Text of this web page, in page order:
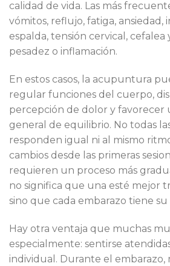
calidad de vida. Las más
vómitos, reflujo, fatiga, ansiedad,
espalda, tensión cervical, cefalea
pesadez o inflamación.
En estos casos, la acupuntura
regular funciones del cuerpo,
percepción de dolor y favorecer
general de equilibrio. No todas
responden igual ni al mismo
cambios desde las primeras
requieren un proceso más
no significa que una esté mejor
sino que cada embarazo tiene su
Hay otra ventaja que muchas
especialmente: sentirse
individual. Durante el embarazo,